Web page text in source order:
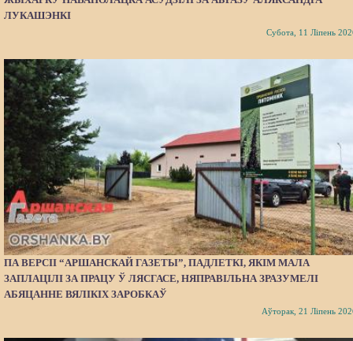
ЛУКАШЭНКІ
Субота, 11 Ліпень
ПА ВЕРСІІ “АРШАНСКАЙ ГАЗЕТЫ”, ПАДЛЕТКІ, ЯКІМ МАЛА
ЗАПЛАЦІЛІ ЗА ПРАЦУ Ў ЛЯСГАСЕ, НЯПРАВІЛЬНА ЗРАЗУМЕЛІ
АБЯЦАННЕ ВЯЛІКІХ ЗАРОБКАЎ
Аўторак, 21 Ліпень